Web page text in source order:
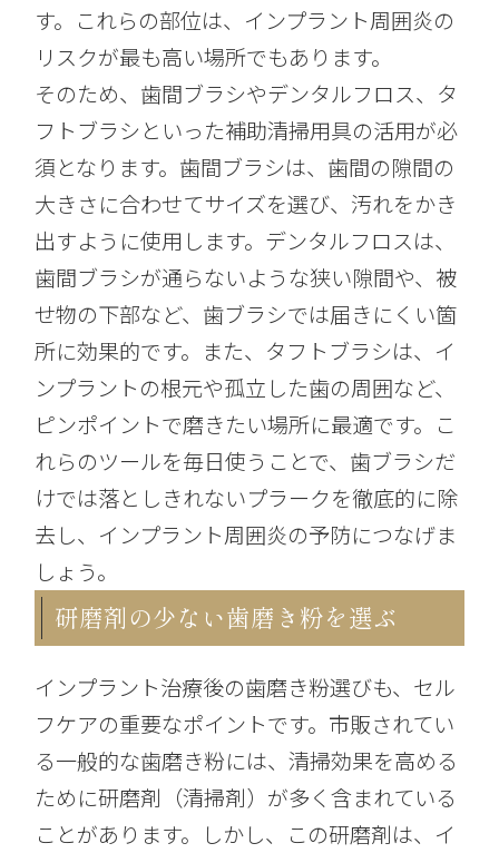
す。これらの部位は、インプラント周囲炎の
リスクが最も高い場所でもあります。
そのため、歯間ブラシやデンタルフロス、タ
フトブラシといった補助清掃用具の活用が必
須となります。歯間ブラシは、歯間の隙間の
大きさに合わせてサイズを選び、汚れをかき
出すように使用します。デンタルフロスは、
歯間ブラシが通らないような狭い隙間や、被
せ物の下部など、歯ブラシでは届きにくい箇
所に効果的です。また、タフトブラシは、イ
ンプラントの根元や孤立した歯の周囲など、
ピンポイントで磨きたい場所に最適です。こ
れらのツールを毎日使うことで、歯ブラシだ
けでは落としきれないプラークを徹底的に除
去し、インプラント周囲炎の予防につなげま
しょう。
研磨剤の少ない歯磨き粉を選ぶ
インプラント治療後の歯磨き粉選びも、セル
フケアの重要なポイントです。市販されてい
る一般的な歯磨き粉には、清掃効果を高める
ために研磨剤（清掃剤）が多く含まれている
ことがあります。しかし、この研磨剤は、イ